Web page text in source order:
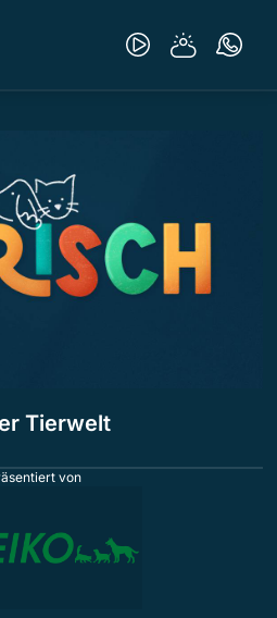
Tierwelt
von